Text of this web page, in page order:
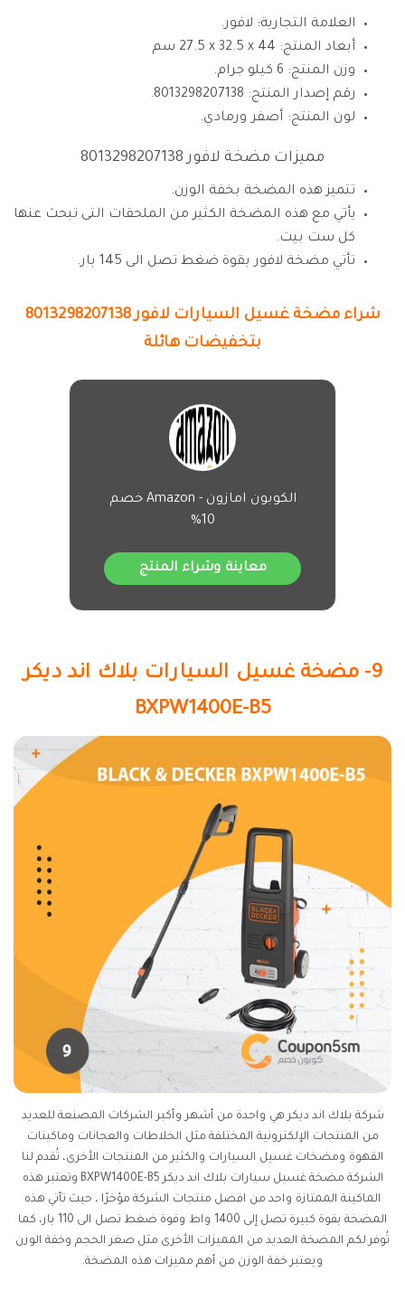
العلامة التجارية: لافور.
أبعاد المنتج: ‎‎27.5 x 32.5 x 44 سم
وزن المنتج: 6 كيلو جرام.
رقم إصدار المنتج: ‎8013298207138.
لون المنتج: أصفر ورمادي.
مميزات مضخة لافور 8013298207138
تتميز هذه المضخة بخفة الوزن.
يأتي مع هذه المضخة الكثير من الملحقات التى تبحث عنها
كل ست بيت.
تأتي مضخة لافور بقوة ضغط تصل الى 145 بار.
شراء
مضخة غسيل السيارات لافور 8013298207138
بتخفيضات هائلة
الكوبون امازون - Amazon خصم
10%
معاينة وشراء المنتج
9- مضخة غسيل السيارات بلاك اند ديكر
BXPW1400E-B5
شركة بلاك اند ديكر هي واحدة من أشهر وأكبر الشركات المصنعة للعديد
من المنتجات الإلكترونية المختلفة مثل الخلاطات والعجانات وماكينات
القهوة ومضخات غسيل السيارات والكثير من المنتجات الأخرى، تُقدم لنا
الشركة مضخة غسيل سيارات بلاك اند ديكر BXPW1400E-B5 وتعتبر هذه
الماكينة الممتازة واحد من افضل منتجات الشركة مؤخرًا ، حيث تأتي هذه
المضخة بقوة كبيرة تصل إلى 1400 واط وقوة ضغط تصل الى 110 بار، كما
تُوفر لكم المضخة العديد من المميزات الأخرى مثل صغر الحجم وخفة الوزن
ويعتبر خفة الوزن من أهم مميزات هذه المضخة.